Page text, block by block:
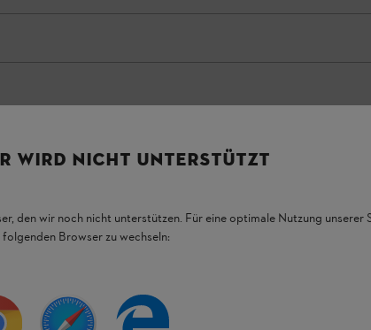
WIRD NICHT UNTERSTÜTZT
den wir noch nicht unterstützen. Für eine optimale Nutzung unserer
Browser zu wechseln: